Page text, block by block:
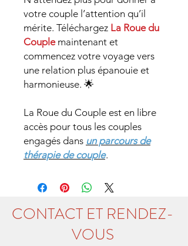
votre couple l’attention qu’il
mérite. Téléchargez La Roue du
Couplemaintenant et
commencez votre voyage vers
une relation plus épanouie et
harmonieuse. 🌟
La Roue du Couple est en libre
accès pour tous les couples
engagés dans un parcours de
thérapie de couple.
CONTACT ET RENDEZ-
VOUS